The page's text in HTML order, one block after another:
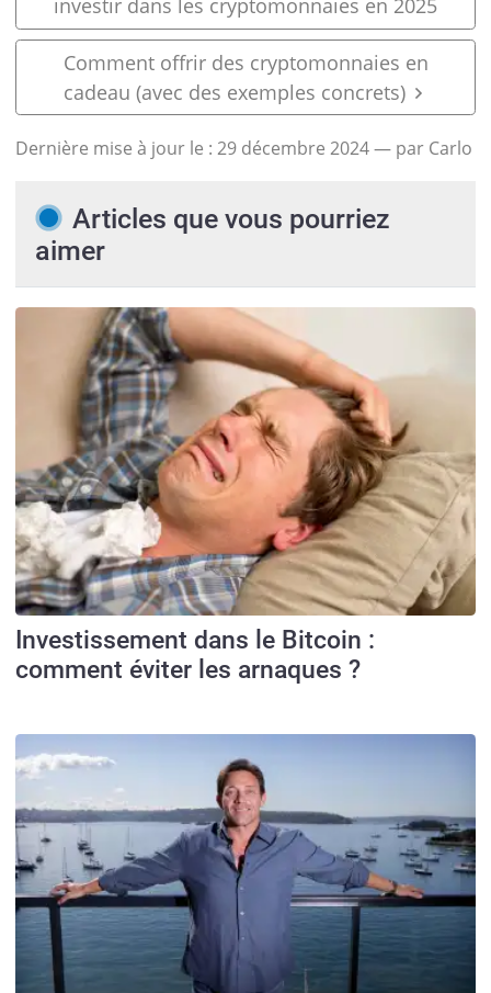
investir dans les cryptomonnaies en 2025
Comment offrir des cryptomonnaies en
cadeau (avec des exemples concrets)
Dernière mise à jour le : 29 décembre 2024— par Carlo
Articles que vous pourriez
aimer
Investissement dans le Bitcoin :
comment éviter les arnaques ?